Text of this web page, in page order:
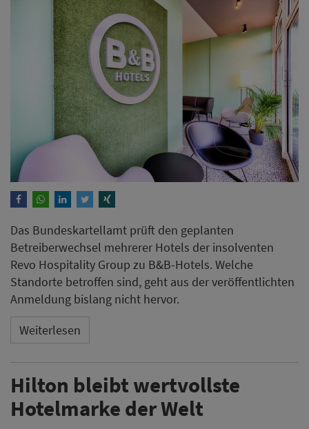
Das Bundeskartellamt prüft den geplanten
Betreiberwechsel mehrerer Hotels der insolventen
Revo Hospitality Group zu B&B-Hotels. Welche
Standorte betroffen sind, geht aus der veröffentlichten
Anmeldung bislang nicht hervor.
Weiterlesen
Hilton bleibt wertvollste
Hotelmarke der Welt